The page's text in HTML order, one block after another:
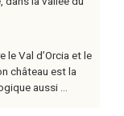
le Val d’Orcia et le
château est la
aussi ...